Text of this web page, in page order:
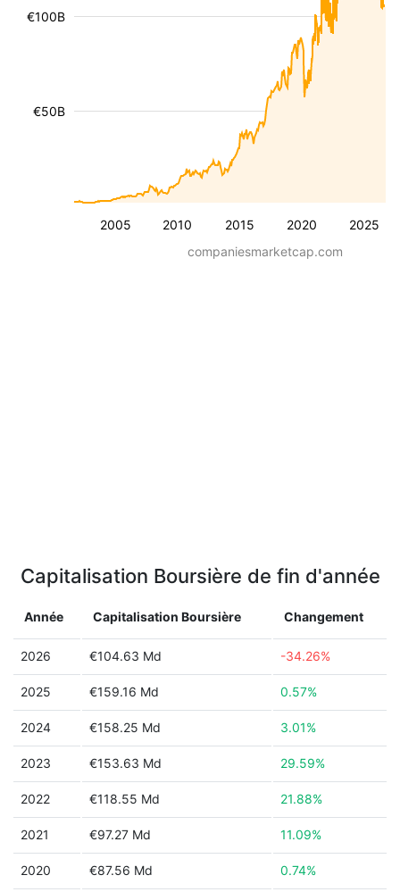
2005 2010 2015 2020 2025
€50B
€100B
companiesmarketcap.com
Capitalisation Boursière de fin d'année
Année Capitalisation Boursière Changement
2026 €104.63 Md -34.26%
2025 €159.16 Md 0.57%
2024 €158.25 Md 3.01%
2023 €153.63 Md 29.59%
2022 €118.55 Md 21.88%
2021 €97.27 Md 11.09%
2020 €87.56 Md 0.74%